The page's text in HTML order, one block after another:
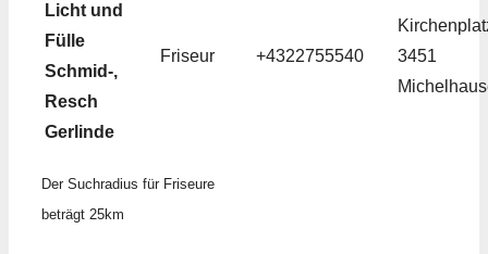
Licht und
Fülle
Schmid-,
Resch
Gerlinde
Friseur +4322755540
3451
Der Suchradius für Friseure
beträgt 25km